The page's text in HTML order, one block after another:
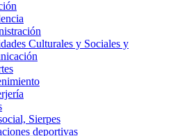
Culturales y Sociales y
Sierpes
deportivas